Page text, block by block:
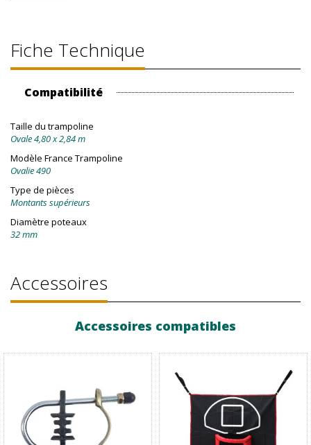
Fiche Technique
Compatibilité
Taille du trampoline
Ovale 4,80 x 2,84 m
Modèle France Trampoline
Ovalie 490
Type de pièces
Montants supérieurs
Diamètre poteaux
32 mm
Accessoires
Accessoires compatibles